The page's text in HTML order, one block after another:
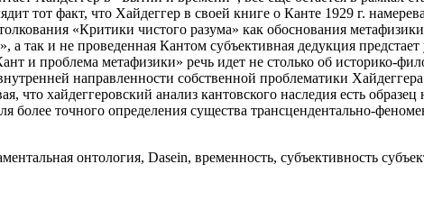
тот факт, что Хайдеггер в своей книге о Канте 1929 г.
«Критики чистого разума» как обоснования
а так и не проведенная Кантом субъективная дедукция
и проблема метафизики» речь идет не столько об историко-
направленности собственной проблематики
что хайдеггеровский анализ кантовского наследия есть
точного определения существа трансцендентально-
онтология, Dasein, временность, субъективность